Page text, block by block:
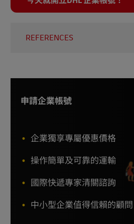
REFERENCES
申請企業帳號
企業獨享專屬優惠價格
操作簡單及可靠的運輸
國際快遞專家清關諮詢
中小型企業值得信賴的顧問